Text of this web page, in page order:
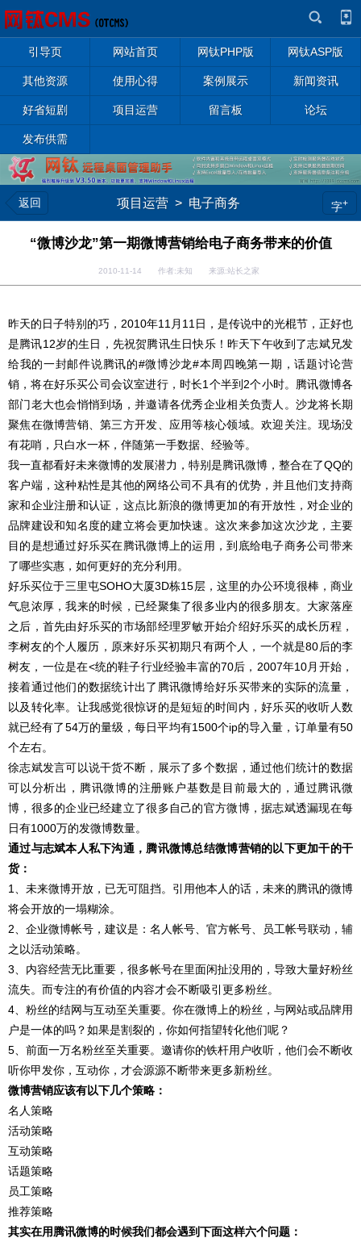
引导页 网站首页 网钛PHP版 网钛ASP版
其他资源 使用心得 案例展示 新闻资讯
好省短剧 项目运营 留言板 论坛
发布供需
返回 项目运营 > 电子商务 字+
“微博沙龙”第一期微博营销给电子商务带来的价值
2010-11-14 作者:未知 来源:站长之家
昨天的日子特别的巧，2010年11月11日，是传说中的光棍节，正好也
是腾讯12岁的生日，先祝贺腾讯生日快乐！昨天下午收到了志斌兄发
给我的一封邮件说腾讯的#微博沙龙#本周四晚第一期，话题讨论营
销，将在好乐买公司会议室进行，时长1个半到2个小时。腾讯微博各
部门老大也会悄悄到场，并邀请各优秀企业相关负责人。沙龙将长期
聚焦在微博营销、第三方开发、应用等核心领域。欢迎关注。现场没
有花哨，只白水一杯，伴随第一手数据、经验等。
我一直都看好未来微博的发展潜力，特别是腾讯微博，整合在了QQ的
客户端，这种粘性是其他的网络公司不具有的优势，并且他们支持商
家和企业注册和认证，这点比新浪的微博更加的有开放性，对企业的
品牌建设和知名度的建立将会更加快速。这次来参加这次沙龙，主要
目的是想通过好乐买在腾讯微博上的运用，到底给电子商务公司带来
了哪些实惠，如何更好的充分利用。
好乐买位于三里屯SOHO大厦3D栋15层，这里的办公环境很棒，商业
气息浓厚，我来的时候，已经聚集了很多业内的很多朋友。大家落座
之后，首先由好乐买的市场部经理罗敏开始介绍好乐买的成长历程，
李树友的个人履历，原来好乐买初期只有两个人，一个就是80后的李
树友，一位是在<统的鞋子行业经验丰富的70后，2007年10月开始，
接着通过他们的数据统计出了腾讯微博给好乐买带来的实际的流量，
以及转化率。让我感觉很惊讶的是短短的时间内，好乐买的收听人数
就已经有了54万的量级，每日平均有1500个ip的导入量，订单量有50
个左右。
徐志斌发言可以说干货不断，展示了多个数据，通过他们统计的数据
可以分析出，腾讯微博的注册账户基数是目前最大的，通过腾讯微
博，很多的企业已经建立了很多自己的官方微博，据志斌透漏现在每
日有1000万的发微博数量。
通过与志斌本人私下沟通，腾讯微博总结微博营销的以下更加干的干
货：
1、未来微博开放，已无可阻挡。引用他本人的话，未来的腾讯的微博
将会开放的一塌糊涂。
2、企业微博帐号，建议是：名人帐号、官方帐号、员工帐号联动，辅
之以活动策略。
3、内容经营无比重要，很多帐号在里面闲扯没用的，导致大量好粉丝
流失。而专注的有价值的内容才会不断吸引更多粉丝。
4、粉丝的结网与互动至关重要。你在微博上的粉丝，与网站或品牌用
户是一体的吗？如果是割裂的，你如何指望转化他们呢？
5、前面一万名粉丝至关重要。邀请你的铁杆用户收听，他们会不断收
听你甲发你，互动你，才会源源不断带来更多新粉丝。
微博营销应该有以下几个策略：
名人策略
活动策略
互动策略
话题策略
员工策略
推荐策略
其实在用腾讯微博的时候我们都会遇到下面这样六个问题：